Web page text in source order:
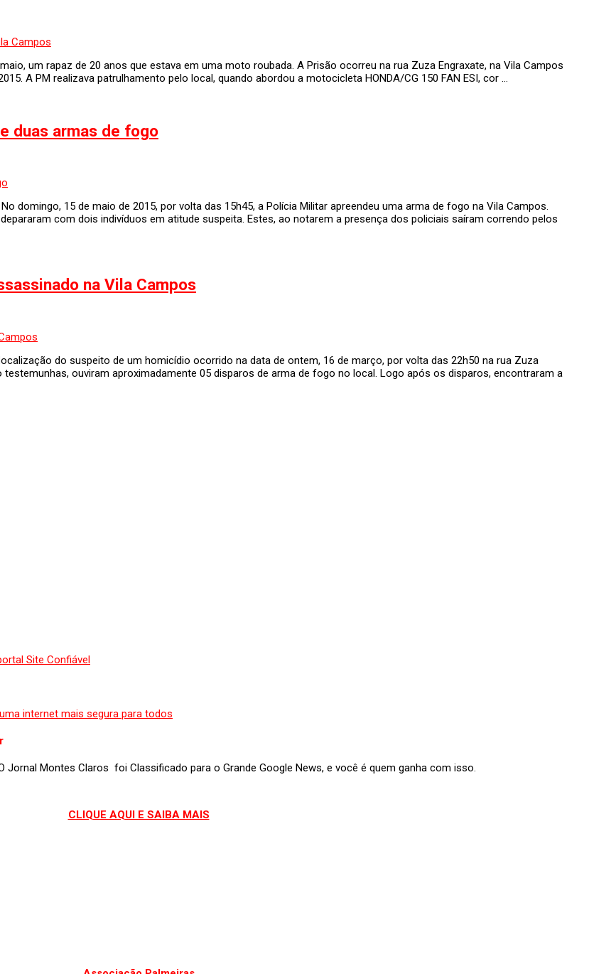
um rapaz de 20 anos que estava em uma moto roubada. A Prisão ocorreu na rua Zuza Engraxate, na Vila Campos
A PM realizava patrulhamento pelo local, quando abordou a motocicleta HONDA/CG 150 FAN ESI, cor …
duas armas de fogo
domingo, 15 de maio de 2015, por volta das 15h45, a Polícia Militar apreendeu uma arma de fogo na Vila Campos.
com dois indivíduos em atitude suspeita. Estes, ao notarem a presença dos policiais saíram correndo pelos
na Vila Campos
do suspeito de um homicídio ocorrido na data de ontem, 16 de março, por volta das 22h50 na rua Zuza
testemunhas, ouviram aproximadamente 05 disparos de arma de fogo no local. Logo após os disparos, encontraram a
Montes Claros foi Classificado para o Grande Google News, e você é quem ganha com isso.
CLIQUE AQUI E SAIBA MAIS